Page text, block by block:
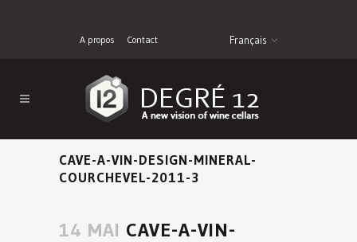
A propos Contact Français
CAVE-A-VIN-DESIGN-MINERAL-
COURCHEVEL-2011-3
14 MAI CAVE-A-VIN-